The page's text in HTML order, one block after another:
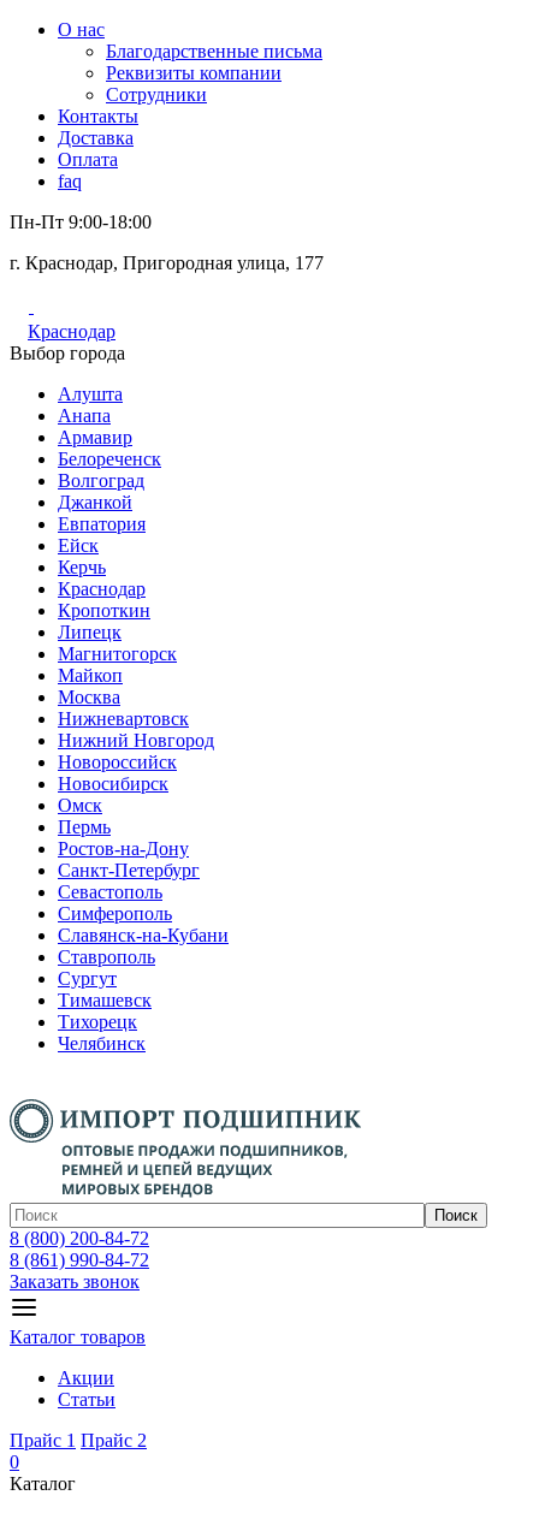
О нас
Благодарственные письма
Реквизиты компании
Сотрудники
Контакты
Доставка
Оплата
faq
Пн-Пт 9:00-18:00
г. Краснодар, Пригородная улица, 177
Краснодар
Выбор города
Алушта
Анапа
Армавир
Белореченск
Волгоград
Джанкой
Евпатория
Ейск
Керчь
Краснодар
Кропоткин
Липецк
Магнитогорск
Майкоп
Москва
Нижневартовск
Нижний Новгород
Новороссийск
Новосибирск
Омск
Пермь
Ростов-на-Дону
Санкт-Петербург
Севастополь
Симферополь
Славянск-на-Кубани
Ставрополь
Сургут
Тимашевск
Тихорецк
Челябинск
Поиск
8 (800) 200-84-72
8 (861) 990-84-72
Заказать звонок
Каталог товаров
Акции
Статьи
Прайс 1 Прайс 2
0
Каталог